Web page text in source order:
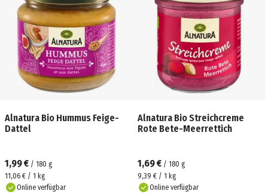
Alnatura Bio Hummus Feige-
Dattel
1,99 € / 180 g
11,06 € / 1 kg
Online verfügbar
Alnatura Bio Streichcreme
Rote Bete-Meerrettich
1,69 € / 180 g
9,39 € / 1 kg
Online verfügbar